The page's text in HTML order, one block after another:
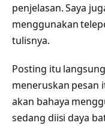
penjelasan. Saya
menggunakan
tulisnya.
Posting itu
meneruskan pesan
akan bahaya
sedang diisi daya